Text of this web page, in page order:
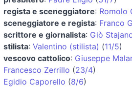
regista e sceneggiatore: Romolo
sceneggiatore e regista: Franco
scrittore e giornalista: Giò
stilista: Valentino (stilista) (11/5)
vescovo cattolico: Giuseppe
Francesco Zerrillo (23/4)
Egidio Caporello (8/6)